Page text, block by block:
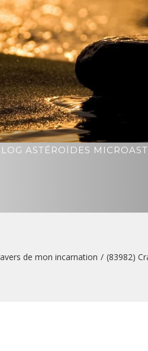
ASTÉROÏDES
de mon incarnation / (83982)